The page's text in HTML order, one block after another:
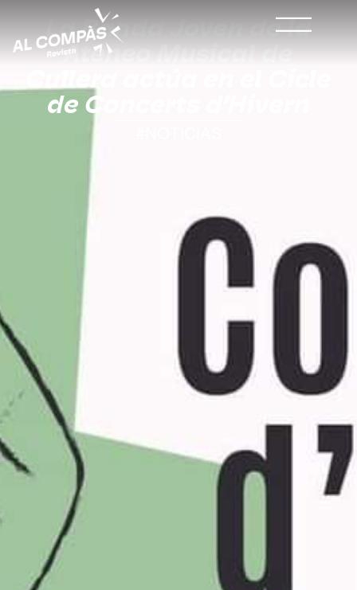
La Banda Joven de la
Ateneo Musical de
Cullera actúa en el Cicle
de Concerts d’Hivern